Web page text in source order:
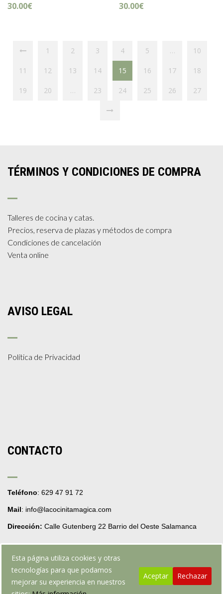
30.00€ 30.00€
1 2 3 4 5 … 10
11 12 13 14 15 16 17 18
19 20 … 23 24 25 26 27
TÉRMINOS Y CONDICIONES DE COMPRA
Talleres de cocina y catas.
Precios, reserva de plazas y métodos de compra
Condiciones de cancelación
Venta online
AVISO LEGAL
Política de Privacidad
CONTACTO
Teléfono: 629 47 91 72
Mail: info@lacocinitamagica.com
Dirección: Calle Gutenberg 22 Barrio del Oeste Salamanca
Web realizada por webpruebarafafo.com
Esta página utiliza cookies y otras
tecnologías para que podamos
mejorar su experiencia en nuestros
Aceptar Rechazar